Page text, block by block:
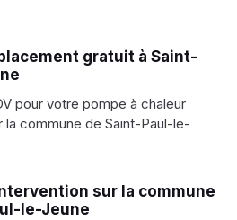
gratuit à Saint-
pour votre pompe à chaleur
la commune de Saint-Paul-le-
sur la commune
le-Jeune